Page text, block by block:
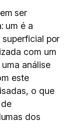
ser
um é a
por
com um
análise
este
o que
dos